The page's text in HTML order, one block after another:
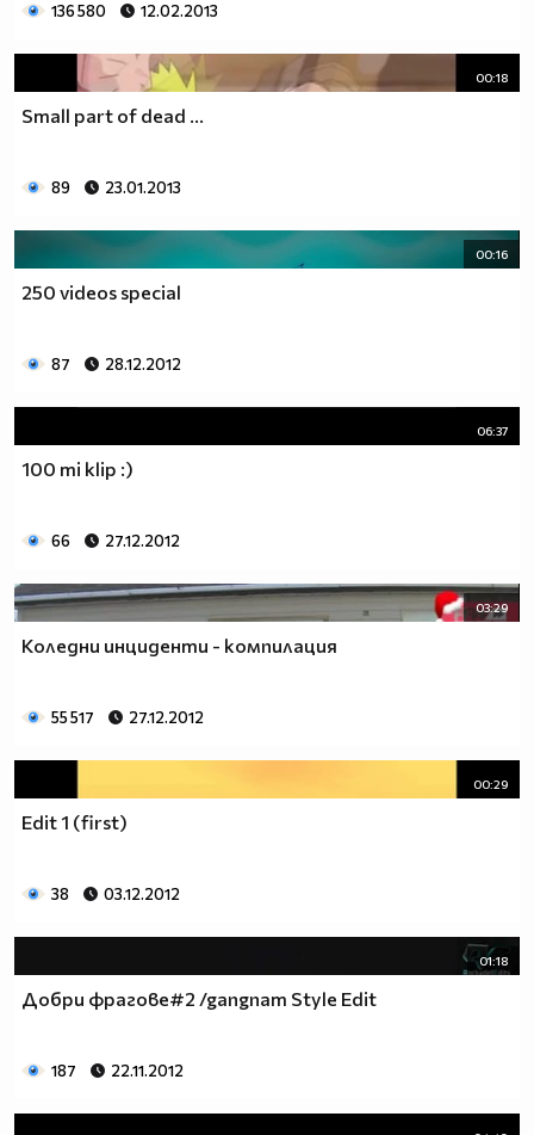
136 580 12.02.2013
00:18
Small part of dead ...
89 23.01.2013
00:16
250 videos special
87 28.12.2012
06:37
100 mi klip :)
66 27.12.2012
03:29
Коледни инциденти - компилация
55 517 27.12.2012
00:29
Edit 1 (first)
38 03.12.2012
01:18
Добри фраговe#2 /gangnam Style Edit
187 22.11.2012